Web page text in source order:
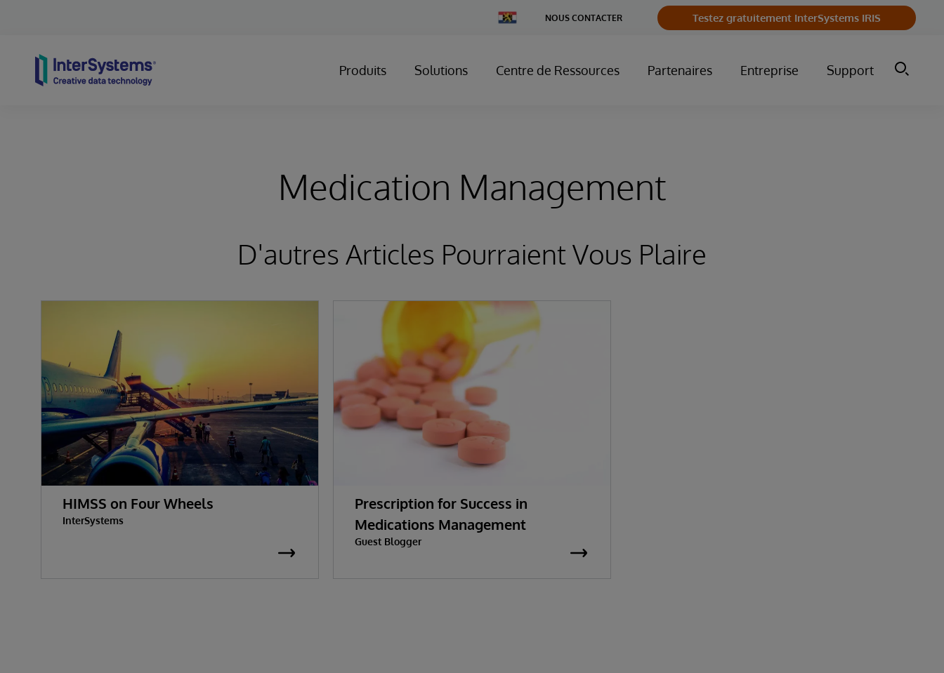
Change
Country
NOUS CONTACTER Testez gratuitement InterSystems IRIS
Produits Solutions Centre de Ressources Partenaires Entreprise Support
Medication Management
D'autres Articles Pourraient Vous Plaire
HIMSS on Four Wheels
InterSystems
Prescription for Success in
Medications Management
Guest Blogger